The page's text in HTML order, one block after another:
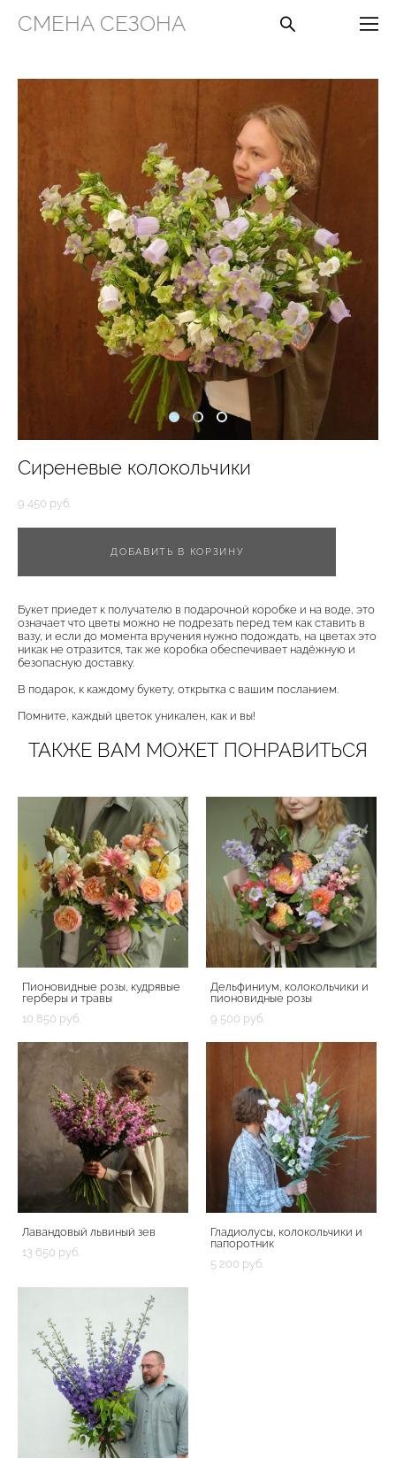
СМЕНА СЕЗОНА
Сиреневые колокольчики
9 450 pуб.
ДОБАВИТЬ В КОРЗИНУ
Букет приедет к получателю в подарочной коробке и на воде, это
означает что цветы можно не подрезать перед тем как ставить в
вазу, и если до момента вручения нужно подождать, на цветах это
никак не отразится, так же коробка обеспечивает надёжную и
безопасную доставку.
В подарок, к каждому букету, открытка с вашим посланием.
Помните, каждый цветок уникален, как и вы!
ТАКЖЕ ВАМ МОЖЕТ ПОНРАВИТЬСЯ
Пионовидные розы, кудрявые
герберы и травы
10 850 pуб.
Дельфиниум, колокольчики и
пионовидные розы
9 500 pуб.
Лавандовый львиный зев
13 650 pуб.
Гладиолусы, колокольчики и
папоротник
5 200 pуб.